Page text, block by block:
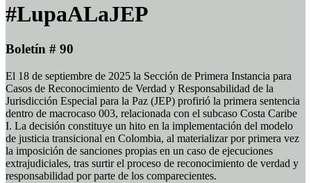
#LupaALaJEP
Boletín # 90
El 18 de septiembre de 2025 la Sección de Primera Instancia para
Casos de Reconocimiento de Verdad y Responsabilidad de la
Jurisdicción Especial para la Paz (JEP) profirió la primera sentencia
dentro de macrocaso 003, relacionada con el subcaso Costa Caribe
I. La decisión constituye un hito en la implementación del modelo
de justicia transicional en Colombia, al materializar por primera vez
la imposición de sanciones propias en un caso de ejecuciones
extrajudiciales, tras surtir el proceso de reconocimiento de verdad y
responsabilidad por parte de los comparecientes.